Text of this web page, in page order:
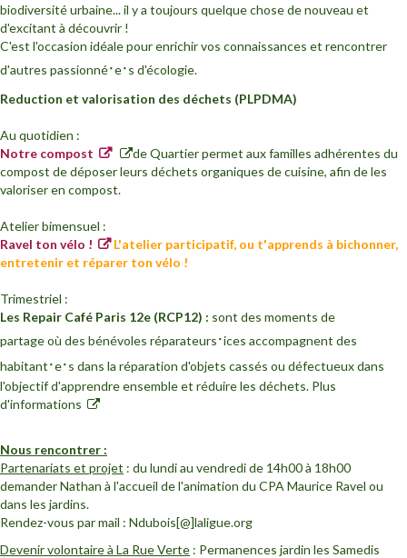
biodiversité urbaine... il y a toujours quelque chose de nouveau et
d'excitant à découvrir !
C'est l'occasion idéale pour enrichir vos connaissances et rencontrer
d'autres passionné·e·s d'écologie.
Reduction et valorisation des déchets (PLPDMA)
Au quotidien :
Notre compost
de Quartier permet aux familles adhérentes du
compost de déposer leurs déchets organiques de cuisine, afin de les
valoriser en compost.
Atelier bimensuel :
Ravel ton vélo !
L'atelier participatif, ou t'apprends à bichonner,
entretenir et réparer ton vélo !
Trimestriel :
Les Repair Café Paris 12e (RCP12) : sont des moments de
partage où des bénévoles réparateurs·ices accompagnent des
habitant·e·s dans la réparation d'objets cassés ou défectueux dans
l'objectif d'apprendre ensemble et réduire les déchets. Plus
d'informations
Nous rencontrer :
Partenariats et projet : du lundi au vendredi de 14h00 à 18h00
demander Nathan à l'accueil de l'animation du CPA Maurice Ravel ou
dans les jardins.
Rendez-vous par mail : Ndubois[@]laligue.org
Devenir volontaire à La Rue Verte : Permanences jardin les Samedis